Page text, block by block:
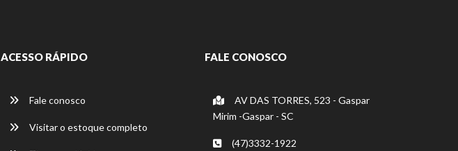
ACESSO RÁPIDO
Fale conosco
Visitar o estoque completo
FALE CONOSCO
AV DAS TORRES, 523 - Gaspar
Mirim -Gaspar - SC
(47)3332-1922